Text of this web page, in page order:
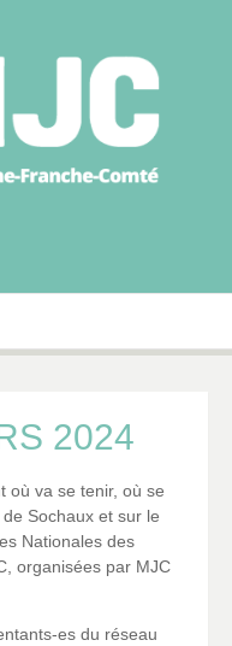
MJC
2024
où va se tenir, où se
Sochaux et sur le
Nationales des
organisées par MJC
es du réseau